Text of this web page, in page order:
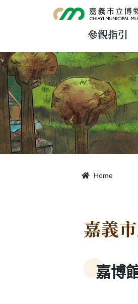
參觀指引
Home
嘉義
嘉博